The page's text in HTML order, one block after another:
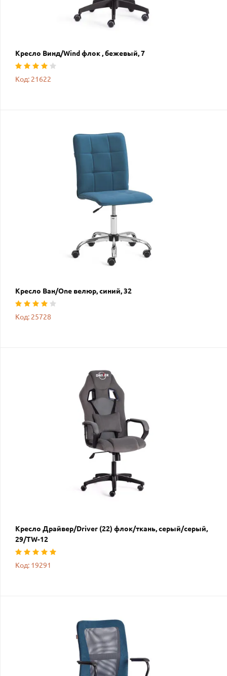
Кресло Винд/Wind флок , бежевый, 7
Код: 21622
Кресло Ван/One велюр, синий, 32
Код: 25728
Кресло Драйвер/Driver (22) флок/ткань, серый/серый,
29/TW-12
Код: 19291